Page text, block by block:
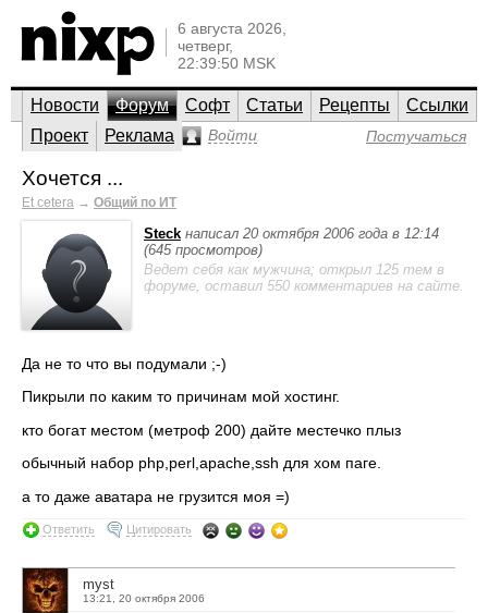
6 августа 2026,
четверг,
22:39:50 MSK
Новости Форум Софт Статьи Рецепты
Ссылки
Проект
Реклама Войти Постучаться
Хочется ...
Et cetera → Общий по ИТ
Steck написал 20 октября 2006 года в 12:14
(645 просмотров)
Ведет себя как мужчина; открыл 125 тем в
форуме, оставил 550 комментариев на сайте.
Да не то что вы подумали ;-)
Пикрыли по каким то причинам мой хостинг.
кто богат местом (метроф 200) дайте местечко плыз
обычный набор php,perl,apache,ssh для хом паге.
а то даже аватара не грузится моя =)
Ответить Цитировать
myst
13:21, 20 октября 2006